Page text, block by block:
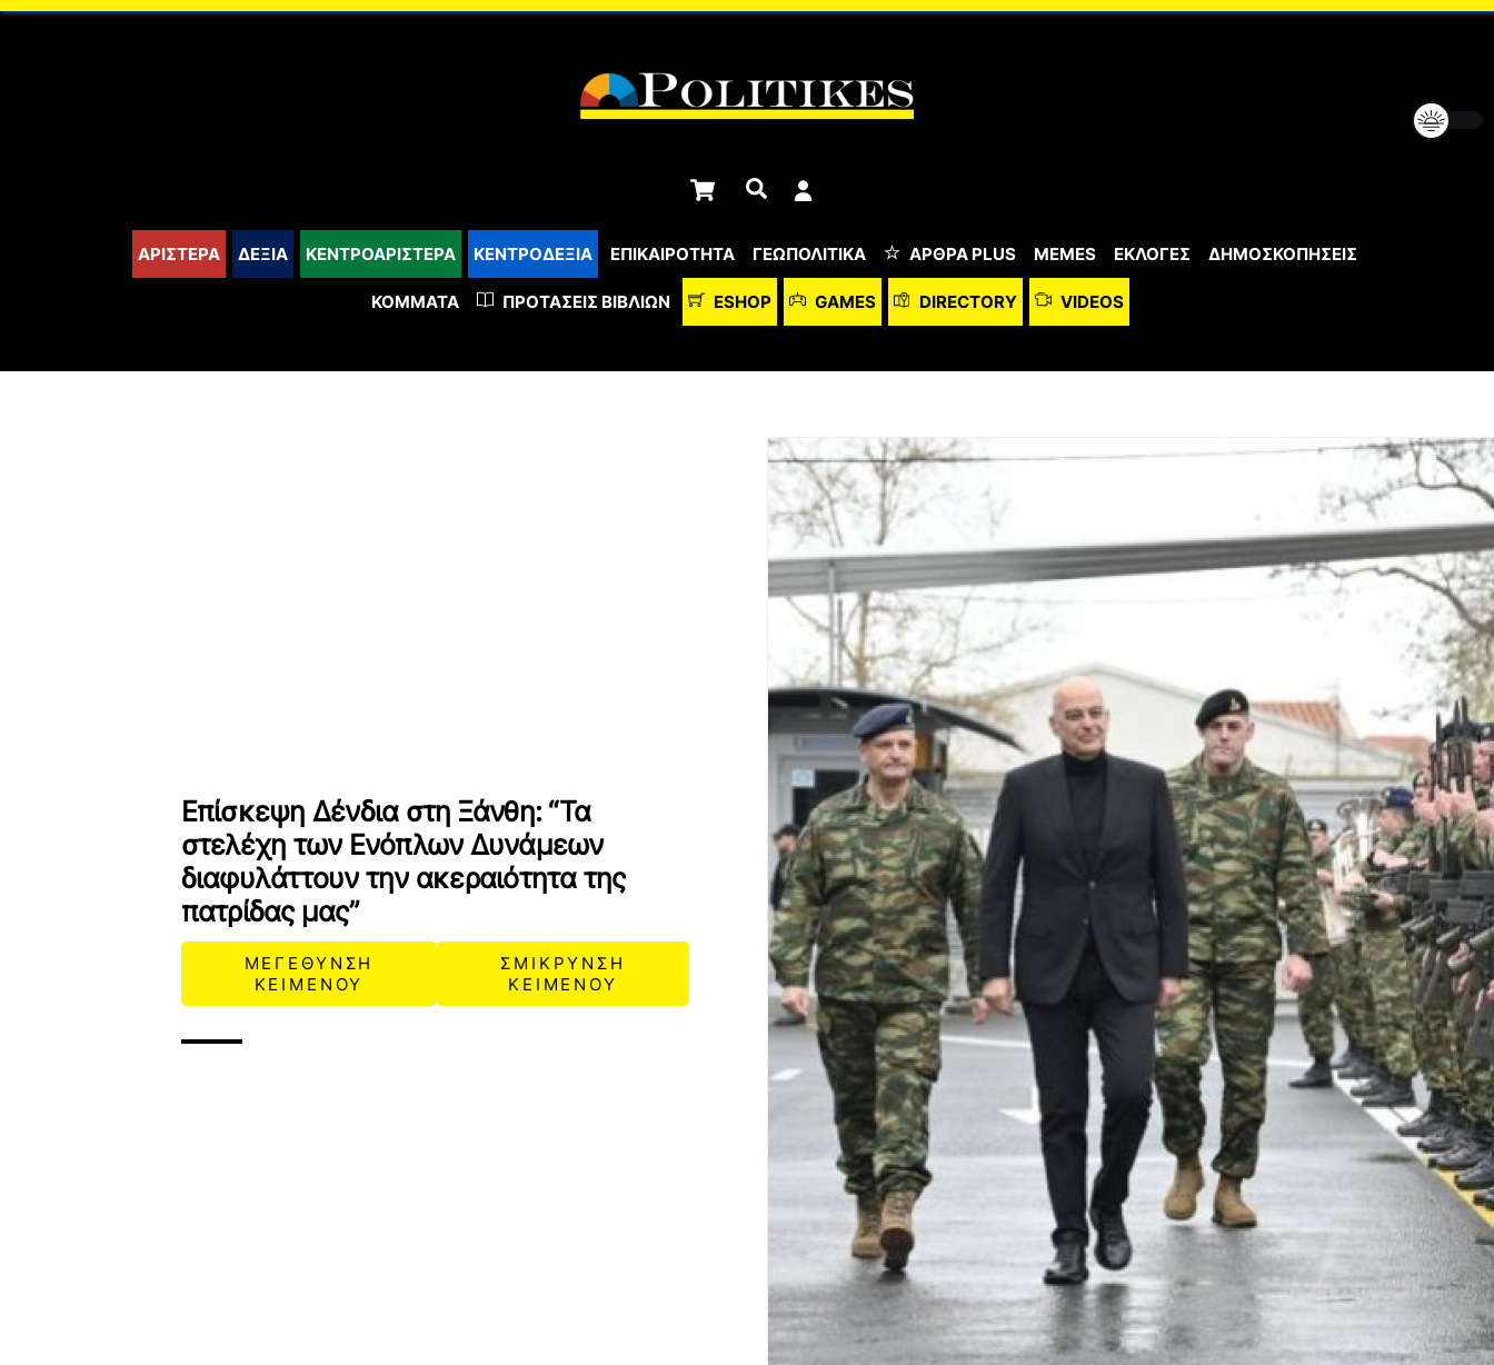
content
Cart Αναζήτηση
ΑΡΙΣΤΕΡΑ ΔΕΞΙΑ ΚΕΝΤΡΟΑΡΙΣΤΕΡΑ ΚΕΝΤΡΟΔΕΞΙΑ ΕΠΙΚΑΙΡΟΤΗΤΑ ΓΕΩΠΟΛΙΤΙΚΑ ΆΡΘΡΑ PLUS MEMES ΕΚΛΟΓΕΣ ΔΗΜΟΣΚΟΠΗΣΕΙΣ
ΚΌΜΜΑΤΑ ΠΡΟΤΆΣΕΙΣ ΒΙΒΛΊΩΝ ESHOP GAMES DIRECTORY VIDEOS
Επίσκεψη Δένδια στη Ξάνθη: “Τα
στελέχη των Ενόπλων Δυνάμεων
διαφυλάττουν την ακεραιότητα της
πατρίδας μας”
ΜΕΓΕΘΥΝΣΗ
ΚΕΙΜΕΝΟΥ
ΣΜΙΚΡΥΝΣΗ
ΚΕΙΜΕΝΟΥ